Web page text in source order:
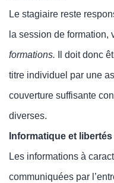
Le stagiaire reste
la session de formation,
formations. Il doit donc
titre individuel par une
couverture suffisante
diverses.
Informatique et libertés
Les informations à
communiquées par